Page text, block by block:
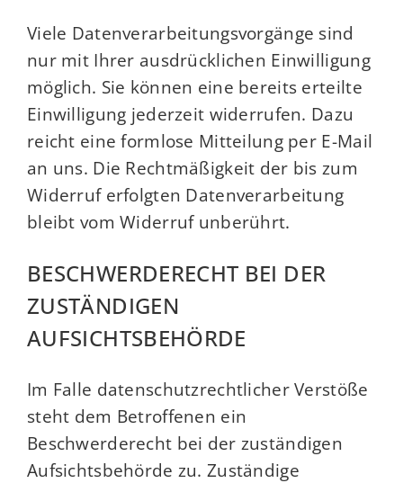
Viele Datenverarbeitungsvorgänge sind
nur mit Ihrer ausdrücklichen Einwilligung
möglich. Sie können eine bereits erteilte
Einwilligung jederzeit widerrufen. Dazu
reicht eine formlose Mitteilung per E-Mail
an uns. Die Rechtmäßigkeit der bis zum
Widerruf erfolgten Datenverarbeitung
bleibt vom Widerruf unberührt.
BESCHWERDERECHT BEI DER
ZUSTÄNDIGEN
AUFSICHTSBEHÖRDE
Im Falle datenschutzrechtlicher Verstöße
steht dem Betroffenen ein
Beschwerderecht bei der zuständigen
Aufsichtsbehörde zu. Zuständige